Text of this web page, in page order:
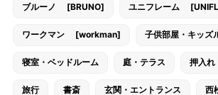
ブルーノ [BRUNO] ユニフレーム
ワークマン [workman] 子供部屋・キッズ
寝室・ベッドルーム 庭・テラス 押入れ
旅行 書斎 玄関・エントランス 西